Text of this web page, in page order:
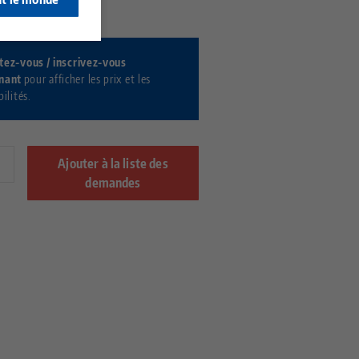
vous / inscrivez-vous
pour afficher les prix et les
Ajouter à la liste des
demandes